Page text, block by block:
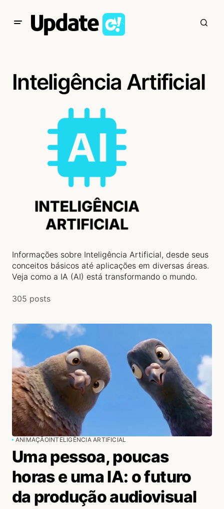
Inteligência Artificial
Informações sobre Inteligência Artificial, desde seus
conceitos básicos até aplicações em diversas áreas.
Veja como a IA (AI) está transformando o mundo.
305 posts
ANIMAÇÃOINTELIGÊNCIA ARTIFICIAL
Uma pessoa, poucas
horas e uma IA: o futuro
da produção audiovisual